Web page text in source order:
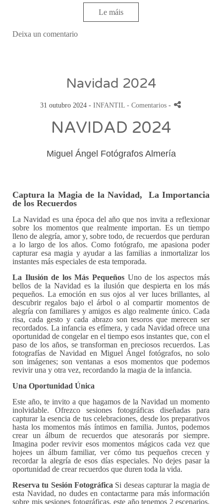
Le máis
Deixa un comentario
Navidad 2024
31 outubro 2024 - INFANTIL - Comentarios -
NAVIDAD 2024
Miguel Ángel Fotógrafos Almería
Captura la Magia de la Navidad, La Importancia
de los Recuerdos
La Navidad es una época del año que nos invita a reflexionar
sobre los momentos que realmente importan. Es un tiempo
lleno de alegría, amor y, sobre todo, de recuerdos que perduran
a lo largo de los años. Como fotógrafo, me apasiona poder
capturar esa magia y ayudar a las familias a inmortalizar los
instantes más especiales de esta temporada.
La Ilusión de los Más Pequeños Uno de los aspectos más
bellos de la Navidad es la ilusión que despierta en los más
pequeños. La emoción en sus ojos al ver luces brillantes, al
descubrir regalos bajo el árbol o al compartir momentos de
alegría con familiares y amigos es algo realmente único. Cada
risa, cada gesto y cada abrazo son tesoros que merecen ser
recordados. La infancia es efímera, y cada Navidad ofrece una
oportunidad de congelar en el tiempo esos instantes que, con el
paso de los años, se transforman en preciosos recuerdos. Las
fotografías de Navidad en Miguel Ángel fotógrafos, no solo
son imágenes; son ventanas a esos momentos que podemos
revivir una y otra vez, recordando la magia de la infancia.
Una Oportunidad Única
Este año, te invito a que hagamos de la Navidad un momento
inolvidable. Ofrezco sesiones fotográficas diseñadas para
capturar la esencia de tus celebraciones, desde los preparativos
hasta los momentos más íntimos en familia. Juntos, podemos
crear un álbum de recuerdos que atesorarás por siempre.
Imagina poder revivir esos momentos mágicos cada vez que
hojees un álbum familiar, ver cómo tus pequeños crecen y
recordar la alegría de esos días especiales. No dejes pasar la
oportunidad de crear recuerdos que duren toda la vida.
Reserva tu Sesión Fotográfica Si deseas capturar la magia de
esta Navidad, no dudes en contactarme para más información
sobre mis sesiones fotográficas, este año tenemos 2 escenarios.